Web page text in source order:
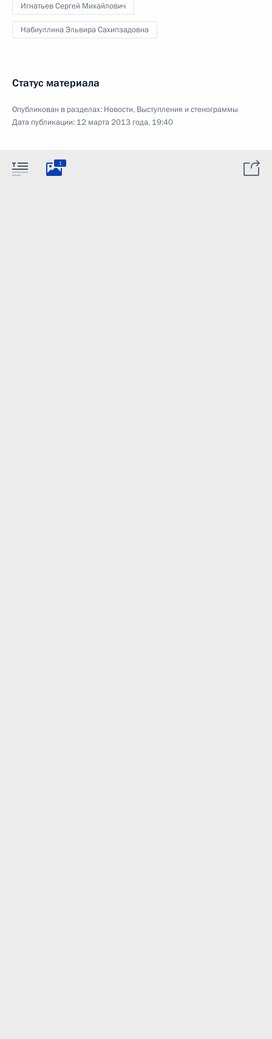
Игнатьев Сергей Михайлович
Набиуллина Эльвира Сахипзадовна
Статус материала
Опубликован в разделах: Новости, Выступления и стенограммы
Дата публикации: 12 марта 2013 года, 19:40
1